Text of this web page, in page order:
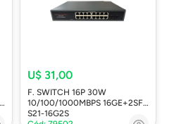
U$ 31,00
F. SWITCH 16P 30W
10/100/1000MBPS 16GE+2SFP
S21-16G2S